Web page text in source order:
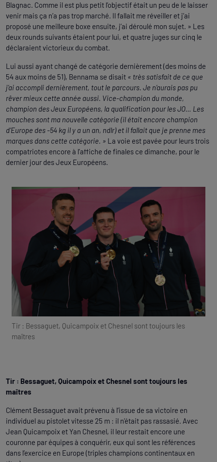
Blagnac. Comme il est plus petit l’objectif était un peu de le laisser
venir mais ça n’a pas trop marché. Il fallait me réveiller et j’ai
proposé une meilleure boxe ensuite, j’ai déroulé mon sujet. » Les
deux rounds suivants étaient pour lui, et quatre juges sur cinq le
déclaraient victorieux du combat.
Lui aussi ayant changé de catégorie dernièrement (des moins de
54 aux moins de 51), Bennama se disait « très satisfait de ce que
j’ai accompli dernièrement, tout le parcours. Je n’aurais pas pu
rêver mieux cette année aussi. Vice-champion du monde,
champion des Jeux Européens, la qualification pour les JO… Les
mouches sont ma nouvelle catégorie (il était encore champion
d’Europe des -54 kg il y a un an, ndlr) et il fallait que je prenne mes
marques dans cette catégorie. » La voie est pavée pour leurs trois
compatriotes encore à l’affiche de finales ce dimanche, pour le
dernier jour des Jeux Européens.
Tir : Bessaguet, Quicampoix et Chesnel sont toujours les
maîtres
Tir : Bessaguet, Quicampoix et Chesnel sont toujours les
maîtres
Clément Bessaguet avait prévenu à l’issue de sa victoire en
individuel au pistolet vitesse 25 m : il n’était pas rassasié. Avec
Jean Quicampoix et Yan Chesnel, il leur restait encore une
couronne par équipes à conquérir, eux qui sont les références
dans l’exercice en Europe (triples champions continentaux en